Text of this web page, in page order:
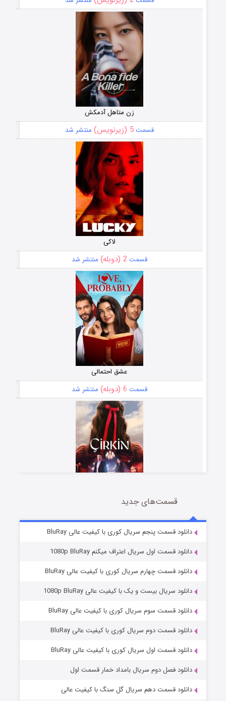
زن متاهل آدمکش
قسمت5 (زیرنویس) منتشر شد
لاکی
قسمت2 (دوبله) منتشر شد
عشق احتمالی
قسمت 6 (دوبله) منتشر شد
سریال زشت
قسمت5 (زیرنویس) منتشر شد
وستی ها
قسمت1 (زیرنویس) منتشر شد
قسمت‌های جدید
دانلود قسمت پنجم سریال کوری با کیفیت عالی BluRay
دانلود قسمت اول سریال اعتراف میکنم 1080p BluRay
دانلود قسمت چهارم سریال کوری با کیفیت عالی BluRay
دانلود سریال بیست و یک با کیفیت عالی 1080p BluRay
دانلود قسمت سوم سریال کوری با کیفیت عالی BluRay
دانلود قسمت دوم سریال کوری با کیفیت عالی BluRay
دانلود قسمت اول سریال کوری با کیفیت عالی BluRay
دانلود فصل دوم سریال بامداد خمار قسمت اول
دانلود قسمت دهم سریال گل سنگ با کیفیت عالی